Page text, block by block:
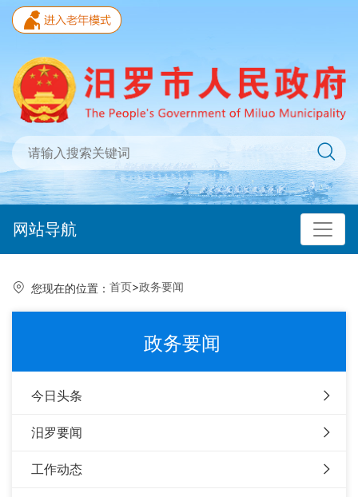
网站导航
您现在的位置： 首页>政务要闻
政务要闻
今日头条
汨罗要闻
工作动态